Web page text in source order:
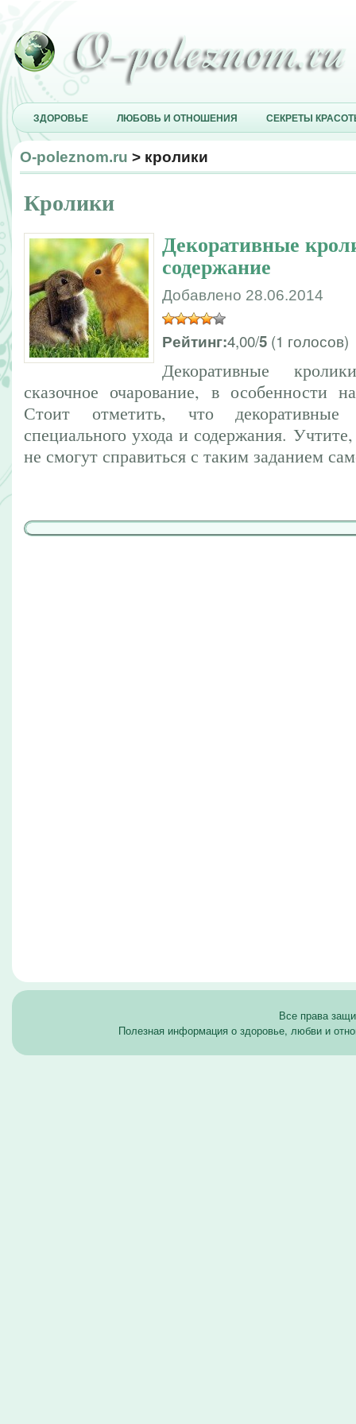
ЗДОРОВЬЕ ЛЮБОВЬ И ОТНОШЕНИЯ СЕКРЕТЫ
O-poleznom.ru > кролики
Кролики
Декоративные
содержание
Добавлено 28.06.2014
Рейтинг:4,00/5 (1 голосов)
Декоративные
сказочное очарование, в особенности
Стоит отметить, что декоративные
специального ухода и содержания.
не смогут справиться с таким заданием
Все права
Полезная информация о здоровье, любви и